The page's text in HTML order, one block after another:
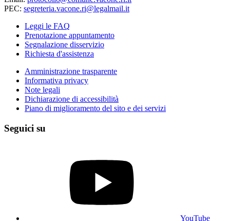
PEC: segreteria.vacone.ri@legalmail.it
Leggi le FAQ
Prenotazione appuntamento
Segnalazione disservizio
Richiesta d'assistenza
Amministrazione trasparente
Informativa privacy
Note legali
Dichiarazione di accessibilità
Piano di miglioramento del sito e dei servizi
Seguici su
YouTube